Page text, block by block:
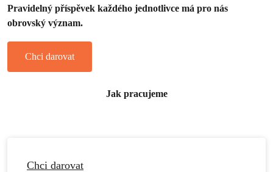
Pravidelný příspěvek každého jednotlivce má pro nás
obrovský význam.
Chci darovat
Jak pracujeme
Chci darovat